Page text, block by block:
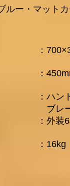
ルー・マット
：
：
：ハン
ブレ
：外装
​：16kg